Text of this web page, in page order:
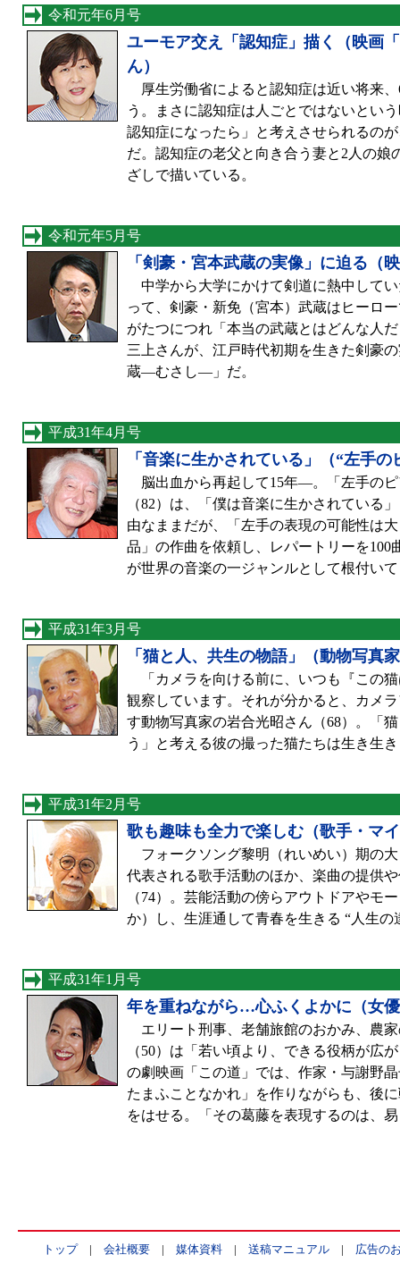
令和元年6月号
ユーモア交え「認知症」描く（映画
ん）
厚生労働省によると認知症は近い将来
う。まさに認知症は人ごとではないとい
認知症になったら」と考えさせられるの
だ。認知症の老父と向き合う妻と2人の娘
ざしで描いている。
令和元年5月号
「剣豪・宮本武蔵の実像」に迫る（
中学から大学にかけて剣道に熱中して
って、剣豪・新免（宮本）武蔵はヒーロ
がたつにつれ「本当の武蔵とはどんな人
三上さんが、江戸時代初期を生きた剣豪
蔵—むさし—」だ。
平成31年4月号
「音楽に生かされている」（“左手
脳出血から再起して15年—。「左手の
（82）は、「僕は音楽に生かされている
由なままだが、「左手の表現の可能性は
品」の作曲を依頼し、レパートリーを
が世界の音楽の一ジャンルとして根付い
平成31年3月号
「猫と人、共生の物語」（動物写真
「カメラを向ける前に、いつも『この
観察しています。それが分かると、カメ
す動物写真家の岩合光昭さん（68）。「
う」と考える彼の撮った猫たちは生き生
平成31年2月号
歌も趣味も全力で楽しむ（歌手・マ
フォークソング黎明（れいめい）期の
代表される歌手活動のほか、楽曲の提供
（74）。芸能活動の傍らアウトドアやモ
か）し、生涯通して青春を生きる “人生
平成31年1月号
年を重ねながら…心ふくよかに（女
エリート刑事、老舗旅館のおかみ、農
（50）は「若い頃より、できる役柄が広
の劇映画「この道」では、作家・与謝野
たまふことなかれ」を作りながらも、後
をはせる。「その葛藤を表現するのは、
トップ| 会社概要| 媒体資料| 送稿マニュアル| 広告の